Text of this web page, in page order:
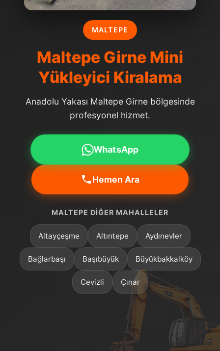
MALTEPE
Maltepe Girne Mini
Yükleyici Kiralama
Anadolu Yakası Maltepe Girne bölgesinde
profesyonel hizmet.
WhatsApp
Hemen Ara
MALTEPE DIĞER MAHALLELER
Altayçeşme Altıntepe Aydınevler
Bağlarbaşı Başıbüyük Büyükbakkalköy
Cevizli Çınar